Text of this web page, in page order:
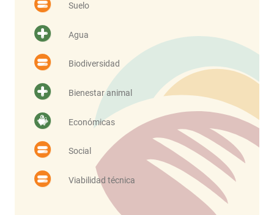
Suelo
Agua
Biodiversidad
Bienestar animal
Económicas
Social
Viabilidad técnica